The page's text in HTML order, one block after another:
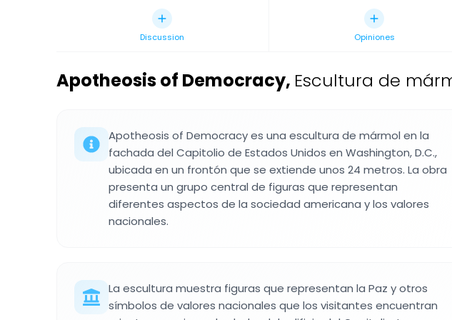
Discussion Opiniones
Apotheosis of Democracy, Escultura de
Apotheosis of Democracy es una escultura de mármol en la
fachada del Capitolio de Estados Unidos en Washington, D.C.,
ubicada en un frontón que se extiende unos 24 metros. La obra
presenta un grupo central de figuras que representan
diferentes aspectos de la sociedad americana y los valores
nacionales.
La escultura muestra figuras que representan la Paz y otros
símbolos de valores nacionales que los visitantes encuentran